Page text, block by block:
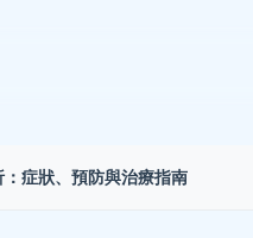
症狀、預防與治療指南